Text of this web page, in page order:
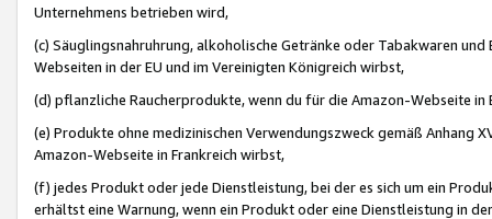
Unternehmens betrieben wird,
(c) Säuglingsnahruhrung, alkoholische Getränke oder Tabakwaren
Webseiten in der EU und im Vereinigten Königreich wirbst,
(d) pflanzliche Raucherprodukte, wenn du für die Amazon-Webseite in
(e) Produkte ohne medizinischen Verwendungszweck gemäß Anhang
Amazon-Webseite in Frankreich wirbst,
(f) jedes Produkt oder jede Dienstleistung, bei der es sich um ein
erhältst eine Warnung, wenn ein Produkt oder eine Dienstleistung in